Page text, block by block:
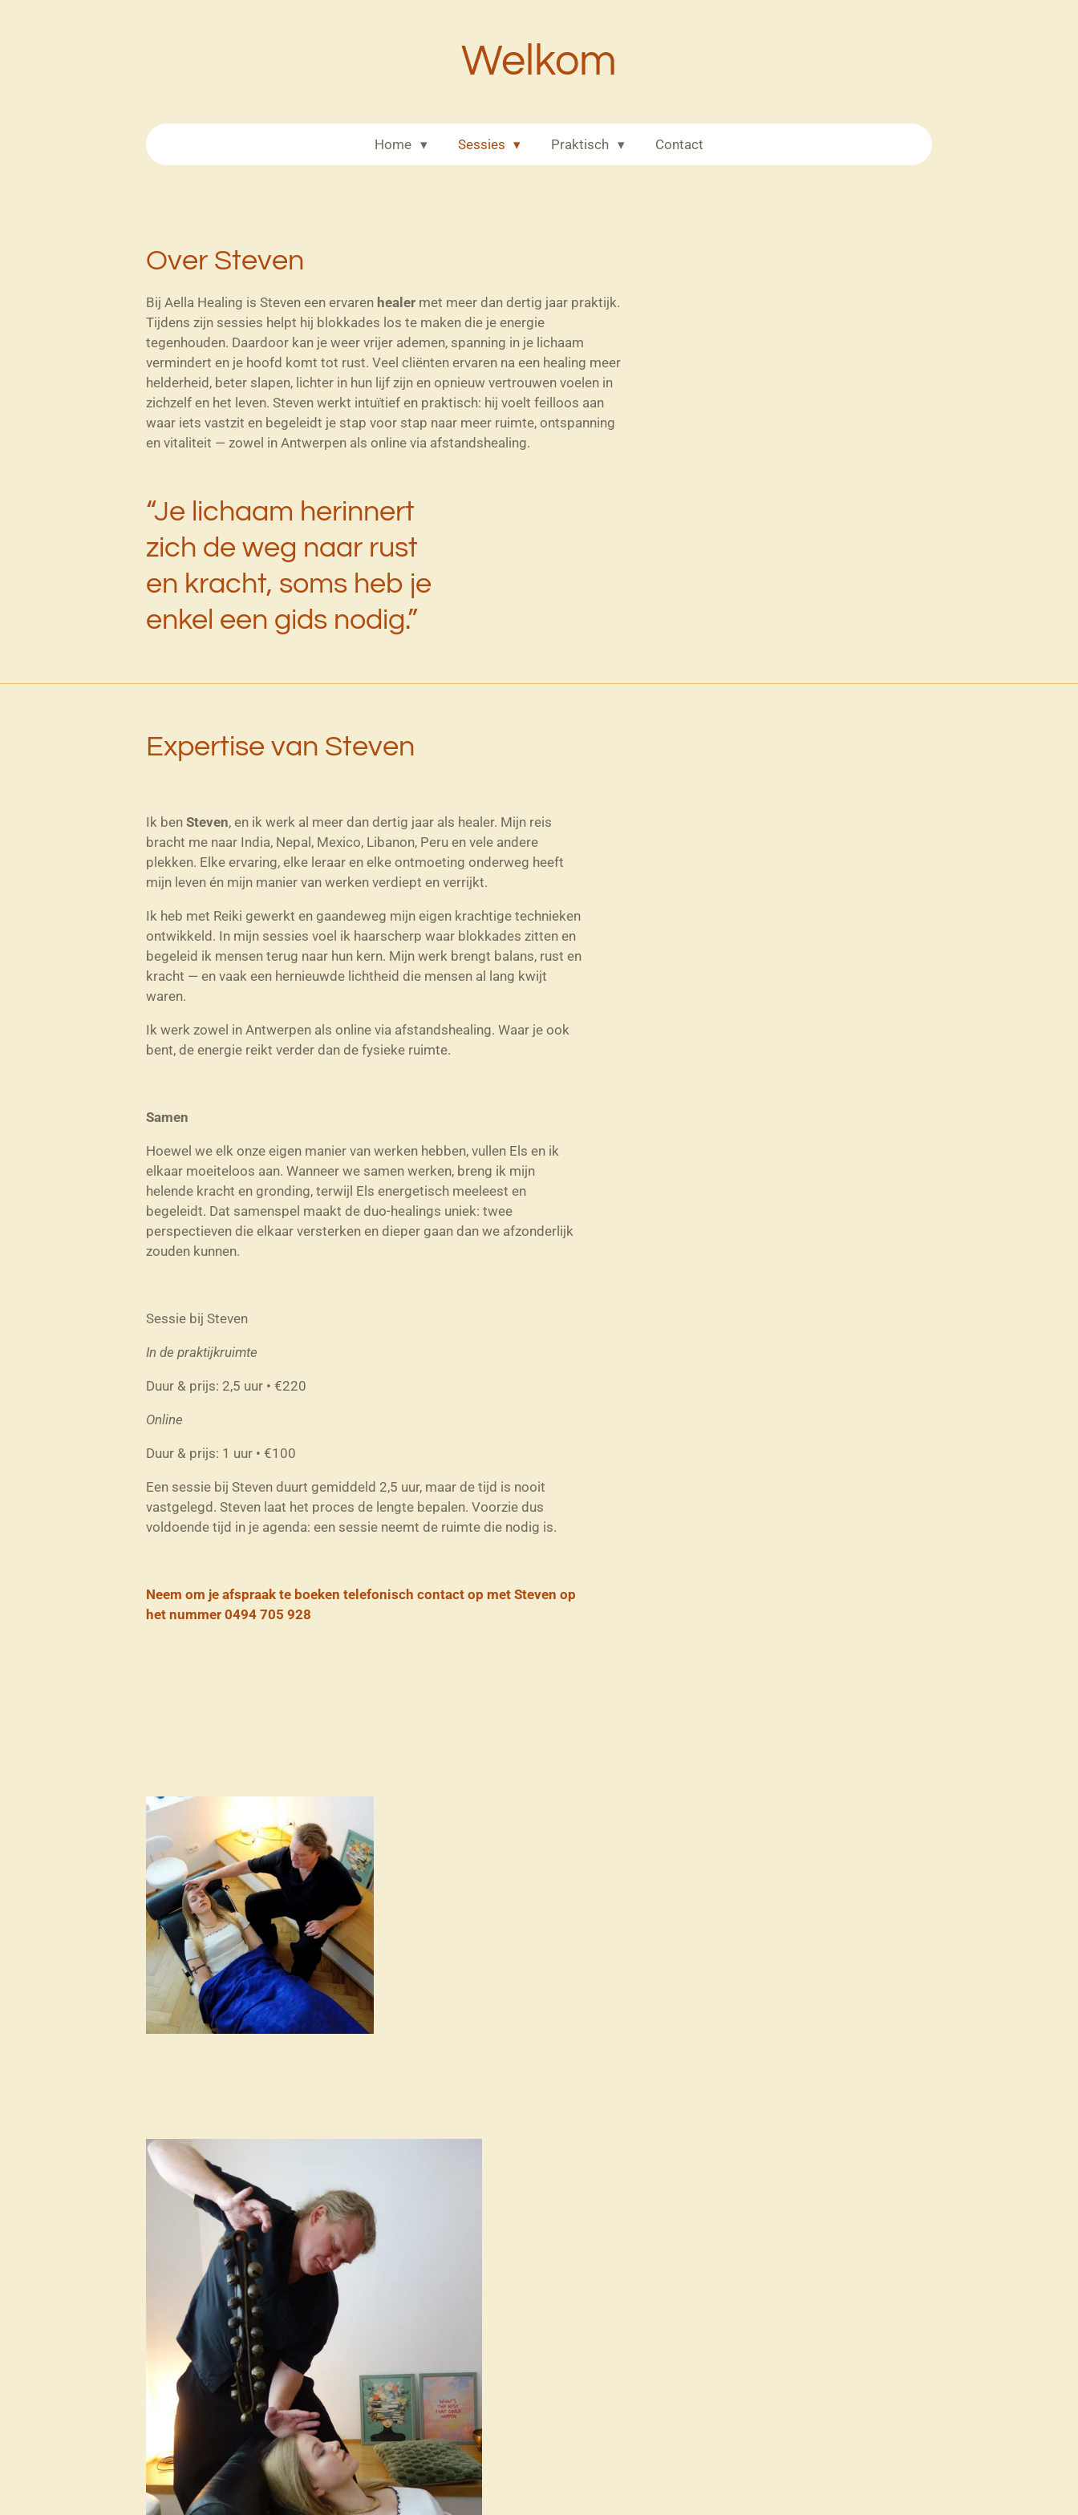
Welkom
Home Sessies Praktisch Contact
Over Steven
Bij Aella Healing is Steven een ervaren healer met meer dan dertig jaar praktijk.
Tijdens zijn sessies helpt hij blokkades los te maken die je energie
tegenhouden. Daardoor kan je weer vrijer ademen, spanning in je lichaam
vermindert en je hoofd komt tot rust. Veel cliënten ervaren na een healing meer
helderheid, beter slapen, lichter in hun lijf zijn en opnieuw vertrouwen voelen in
zichzelf en het leven. Steven werkt intuïtief en praktisch: hij voelt feilloos aan
waar iets vastzit en begeleidt je stap voor stap naar meer ruimte, ontspanning
en vitaliteit — zowel in Antwerpen als online via afstandshealing.
“Je lichaam herinnert
zich de weg naar rust
en kracht, soms heb je
enkel een gids nodig.”
Expertise van Steven
Ik ben Steven, en ik werk al meer dan dertig jaar als healer. Mijn reis
bracht me naar India, Nepal, Mexico, Libanon, Peru en vele andere
plekken. Elke ervaring, elke leraar en elke ontmoeting onderweg heeft
mijn leven én mijn manier van werken verdiept en verrijkt.
Ik heb met Reiki gewerkt en gaandeweg mijn eigen krachtige technieken
ontwikkeld. In mijn sessies voel ik haarscherp waar blokkades zitten en
begeleid ik mensen terug naar hun kern. Mijn werk brengt balans, rust en
kracht — en vaak een hernieuwde lichtheid die mensen al lang kwijt
waren.
Ik werk zowel in Antwerpen als online via afstandshealing. Waar je ook
bent, de energie reikt verder dan de fysieke ruimte.
Samen
Hoewel we elk onze eigen manier van werken hebben, vullen Els en ik
elkaar moeiteloos aan. Wanneer we samen werken, breng ik mijn
helende kracht en gronding, terwijl Els energetisch meeleest en
begeleidt. Dat samenspel maakt de duo-healings uniek: twee
perspectieven die elkaar versterken en dieper gaan dan we afzonderlijk
zouden kunnen.
Sessie bij Steven
In de praktijkruimte
Duur & prijs: 2,5 uur • €220
Online
Duur & prijs: 1 uur • €100
Een sessie bij Steven duurt gemiddeld 2,5 uur, maar de tijd is nooit
vastgelegd. Steven laat het proces de lengte bepalen. Voorzie dus
voldoende tijd in je agenda: een sessie neemt de ruimte die nodig is.
Neem om je afspraak te boeken telefonisch contact op met Steven op
het nummer 0494 705 928